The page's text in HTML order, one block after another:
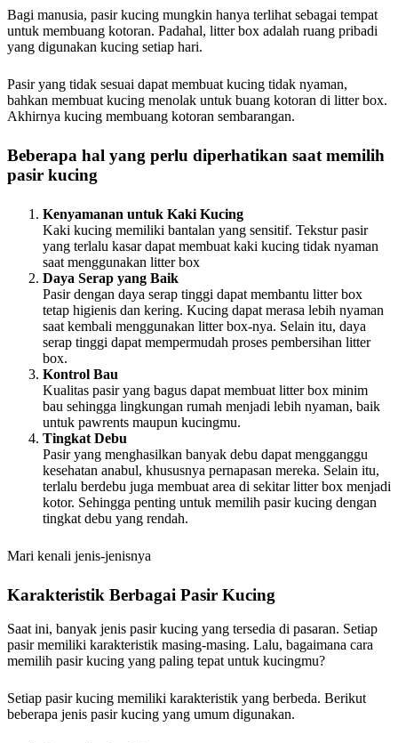
Bagi manusia, pasir kucing mungkin hanya terlihat sebagai tempat
untuk membuang kotoran. Padahal, litter box adalah ruang pribadi
yang digunakan kucing setiap hari.
Pasir yang tidak sesuai dapat membuat kucing tidak nyaman,
bahkan membuat kucing menolak untuk buang kotoran di litter box.
Akhirnya kucing membuang kotoran sembarangan.
Beberapa hal yang perlu diperhatikan saat memilih
pasir kucing
Kenyamanan untuk Kaki Kucing
Kaki kucing memiliki bantalan yang sensitif. Tekstur pasir
yang terlalu kasar dapat membuat kaki kucing tidak nyaman
saat menggunakan litter box
Daya Serap yang Baik
Pasir dengan daya serap tinggi dapat membantu litter box
tetap higienis dan kering. Kucing dapat merasa lebih nyaman
saat kembali menggunakan litter box-nya. Selain itu, daya
serap tinggi dapat mempermudah proses pembersihan litter
box.
Kontrol Bau
Kualitas pasir yang bagus dapat membuat litter box minim
bau sehingga lingkungan rumah menjadi lebih nyaman, baik
untuk pawrents maupun kucingmu.
Tingkat Debu
Pasir yang menghasilkan banyak debu dapat mengganggu
kesehatan anabul, khususnya pernapasan mereka. Selain itu,
terlalu berdebu juga membuat area di sekitar litter box menjadi
kotor. Sehingga penting untuk memilih pasir kucing dengan
tingkat debu yang rendah.
Mari kenali jenis-jenisnya
Karakteristik Berbagai Pasir Kucing
Saat ini, banyak jenis pasir kucing yang tersedia di pasaran. Setiap
pasir memiliki karakteristik masing-masing. Lalu, bagaimana cara
memilih pasir kucing yang paling tepat untuk kucingmu?
Setiap pasir kucing memiliki karakteristik yang berbeda. Berikut
beberapa jenis pasir kucing yang umum digunakan.